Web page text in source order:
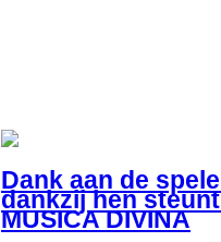
Dank aan de
dankzij hen
MUSICA DIVINA